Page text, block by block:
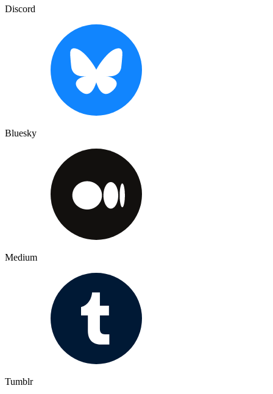
Discord
Bluesky
Medium
Tumblr